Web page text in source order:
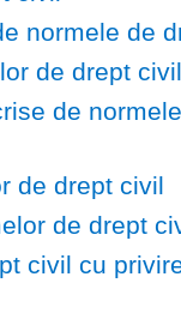
normele de
de drept civil
de
de drept civil
de drept
civil cu